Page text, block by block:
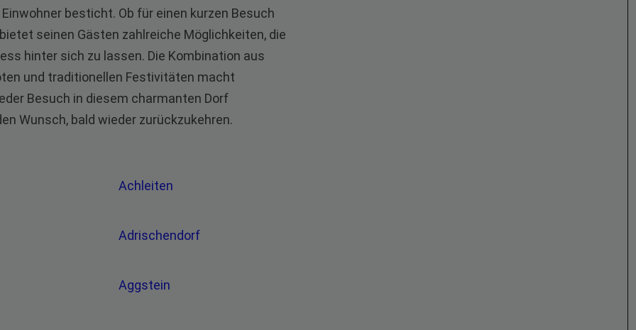
besticht. Ob für einen kurzen Besuch
seinen Gästen zahlreiche Möglichkeiten, die
hinter sich zu lassen. Die Kombination aus
und traditionellen Festivitäten macht
Besuch in diesem charmanten Dorf
Wunsch, bald wieder zurückzukehren.
Achleiten
Adrischendorf
Aggstein